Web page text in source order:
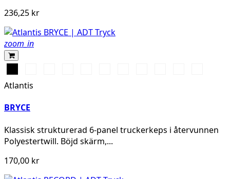
236,25 kr
zoom_in
Atlantis
BRYCE
Klassisk strukturerad 6-panel truckerkeps i återvunnen
Polyestertwill. Böjd skärm,...
170,00 kr